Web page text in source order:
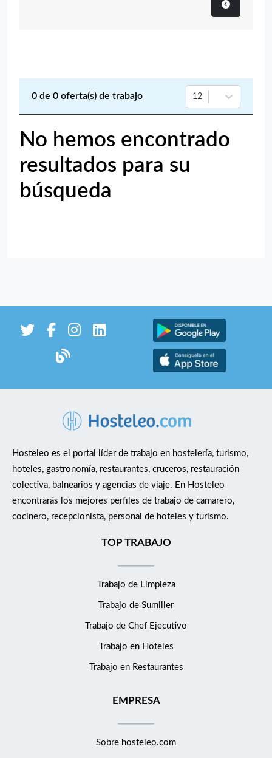
0 de 0 oferta(s) de trabajo 12
No hemos encontrado
resultados para su
búsqueda
Hosteleo es el portal líder de trabajo en hostelería, turismo,
hoteles, gastronomía, restaurantes, cruceros, restauración
colectiva, balnearios y agencias de viaje. En Hosteleo
encontrarás los mejores perfiles de trabajo de camarero,
cocinero, recepcionista, personal de hoteles y turismo.
TOP TRABAJO
Trabajo de Limpieza
Trabajo de Sumiller
Trabajo de Chef Ejecutivo
Trabajo en Hoteles
Trabajo en Restaurantes
EMPRESA
Sobre hosteleo.com